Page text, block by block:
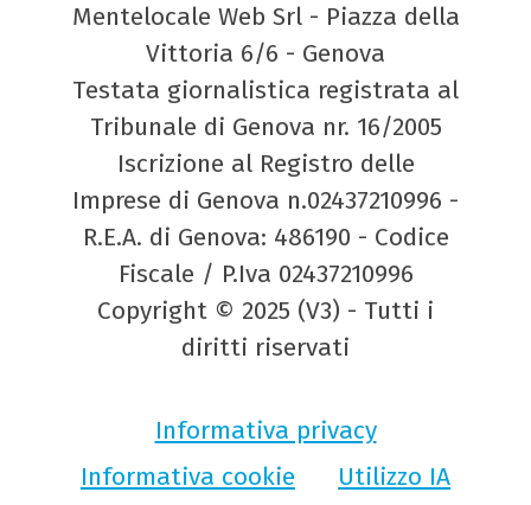
Mentelocale Web Srl - Piazza della
Vittoria 6/6 - Genova
Testata giornalistica registrata al
Tribunale di Genova nr. 16/2005
Iscrizione al Registro delle
Imprese di Genova n.02437210996 -
R.E.A. di Genova: 486190 - Codice
Fiscale / P.Iva 02437210996
Copyright © 2025 (V3) - Tutti i
diritti riservati
Informativa privacy
Informativa cookie
Utilizzo IA